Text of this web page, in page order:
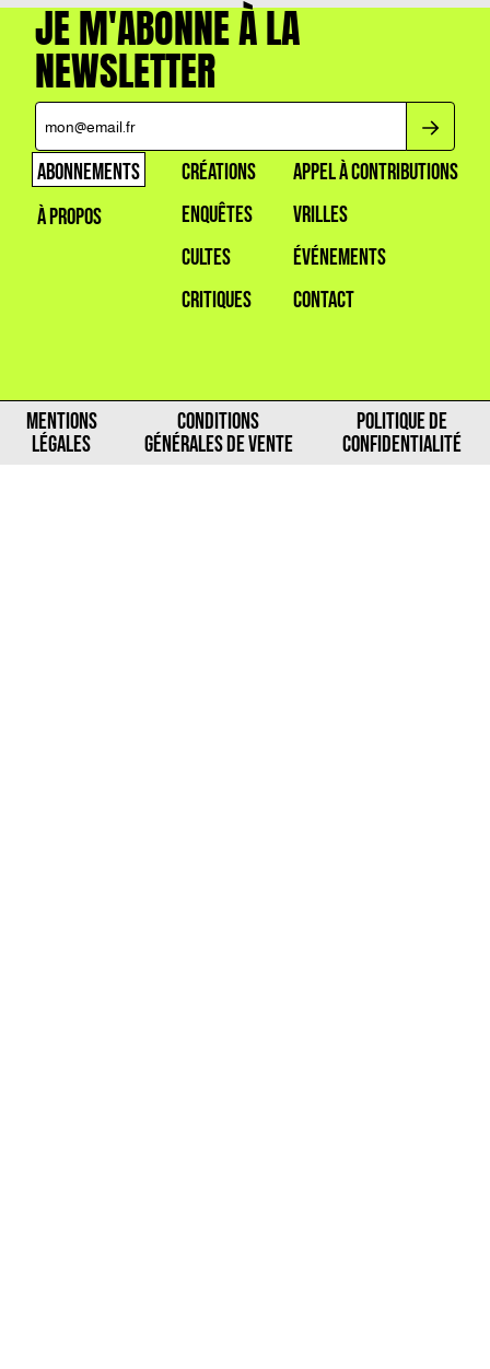
JE M'ABONNE À LA
NEWSLETTER
ABONNEMENTS
À PROPOS
CRÉATIONS
ENQUÊTES
CULTES
CRITIQUES
APPEL À CONTRIBUTIONS
VRILLES
ÉVÉNEMENTS
CONTACT
MENTIONS
LÉGALES
CONDITIONS
GÉNÉRALES DE VENTE
POLITIQUE DE
CONFIDENTIALITÉ